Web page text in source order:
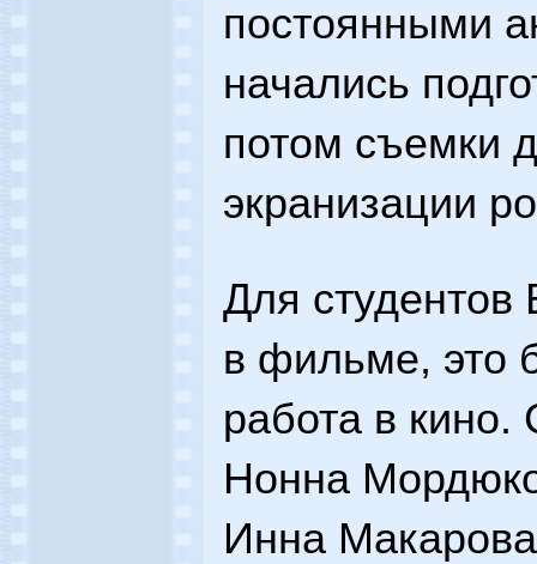
постоянными
начались
потом съемки
экранизации
Для студентов
в фильме, это
работа в кино.
Нонна
Инна